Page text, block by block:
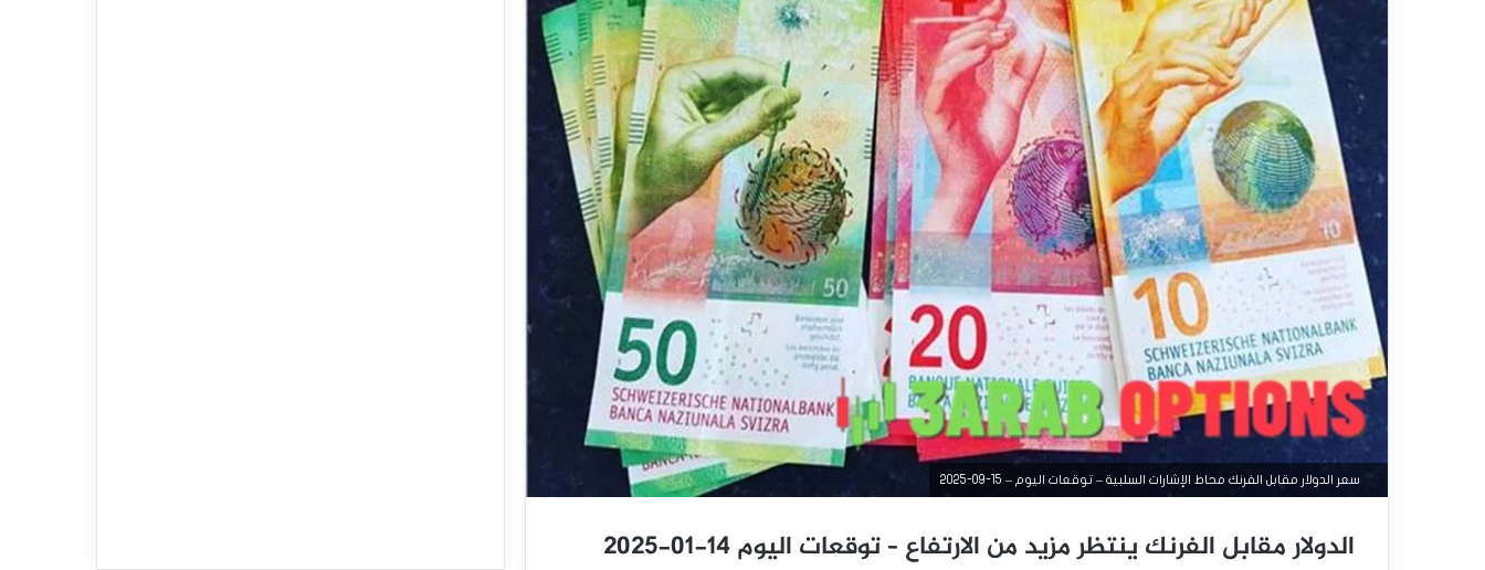
سعر الدولار مقابل الفرنك محاط الإشارات السلبية – توقعات اليوم – 15-09-2025
الدولار مقابل الفرنك ينتظر مزيد من الارتفاع – توقعات اليوم 14-01-2025